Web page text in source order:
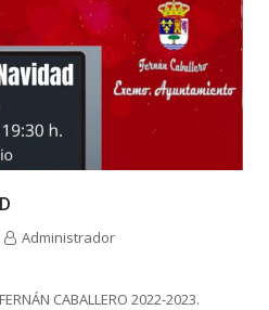
Administrador
CABALLERO 2022-2023.